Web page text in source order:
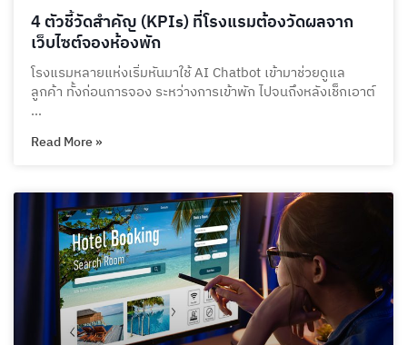
4 ตัวชี้วัดสำคัญ (KPIs) ที่โรงแรมต้องวัดผลจาก
เว็บไซต์จองห้องพัก
โรงแรมหลายแห่งเริ่มหันมาใช้ AI Chatbot เข้ามาช่วยดูแล
ลูกค้า ทั้งก่อนการจอง ระหว่างการเข้าพัก ไปจนถึงหลังเช็กเอาต์
…
Read More »